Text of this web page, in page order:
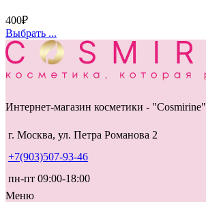
400₽
Выбрать ...
Интернет-магазин косметики - "Cosmirine"
г. Москва, ул. Петра Романова 2
+7(903)507-93-46
пн-пт 09:00-18:00
Меню